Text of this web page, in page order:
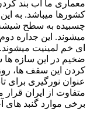
معماری ما آب بند
کشورها میباشد. به
چسبیده به سطح شیشه
میشوند. این جداره
ای خم لمینیت
ضخیم در این سازه ها
عنوان نورگیری برای
متفاوت از ایران قرار
برخی موارد گنبد